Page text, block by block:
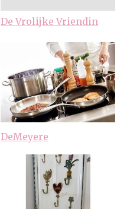
De Vrolijke Vriendin
DeMeyere